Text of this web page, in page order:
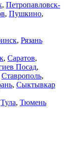
, Петропавловск-
, Пушкино,
, Рязань
, Саратов,
Посад,
Ставрополь,
, Сыктывкар
Тула, Тюмень